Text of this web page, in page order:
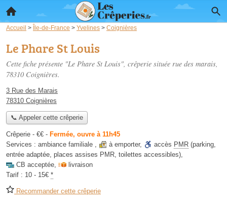
Accueil > Île-de-France > Yvelines > Coignières
Le Phare St Louis
Cette fiche présente "Le Phare St Louis", crêperie située rue des marais,
78310 Coignières.
3 Rue des Marais
78310 Coignières
📞 Appeler cette crêperie
Crêperie - €€ - Fermée, ouvre à 11h45
Services : ambiance familiale , à emporter, accès PMR (parking,
entrée adaptée, places assises PMR, toilettes accessibles),
CB acceptée,
livraison
Tarif : 10 - 15€ *
Recommander cette crêperie